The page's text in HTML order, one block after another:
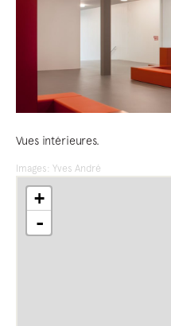
Vues intérieures.
Images: Yves André
+
-